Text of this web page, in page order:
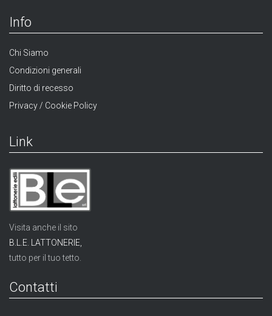
Info
Chi Siamo
Condizioni generali
Diritto di recesso
Privacy / Cookie Policy
Link
Visita anche il sito
B.L.E. LATTONERIE,
tutto per il tuo tetto.
Contatti